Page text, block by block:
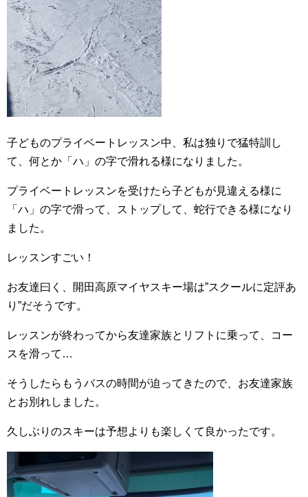
子どものプライベートレッスン中、私は独りで猛特訓し
て、何とか「ハ」の字で滑れる様になりました。
プライベートレッスンを受けたら子どもが見違える様に
「ハ」の字で滑って、ストップして、蛇行できる様になり
ました。
レッスンすごい！
お友達曰く、開田高原マイヤスキー場は”スクールに定評あ
り”だそうです。
レッスンが終わってから友達家族とリフトに乗って、コー
スを滑って…
そうしたらもうバスの時間が迫ってきたので、お友達家族
とお別れしました。
久しぶりのスキーは予想よりも楽しくて良かったです。